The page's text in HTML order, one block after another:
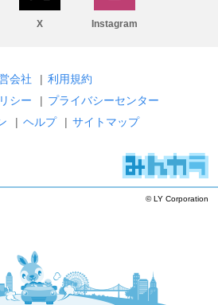
X Instagram
会社 | 利用規約
シー
| プライバシーセンター
| ヘルプ | サイトマップ
© LY Corporation